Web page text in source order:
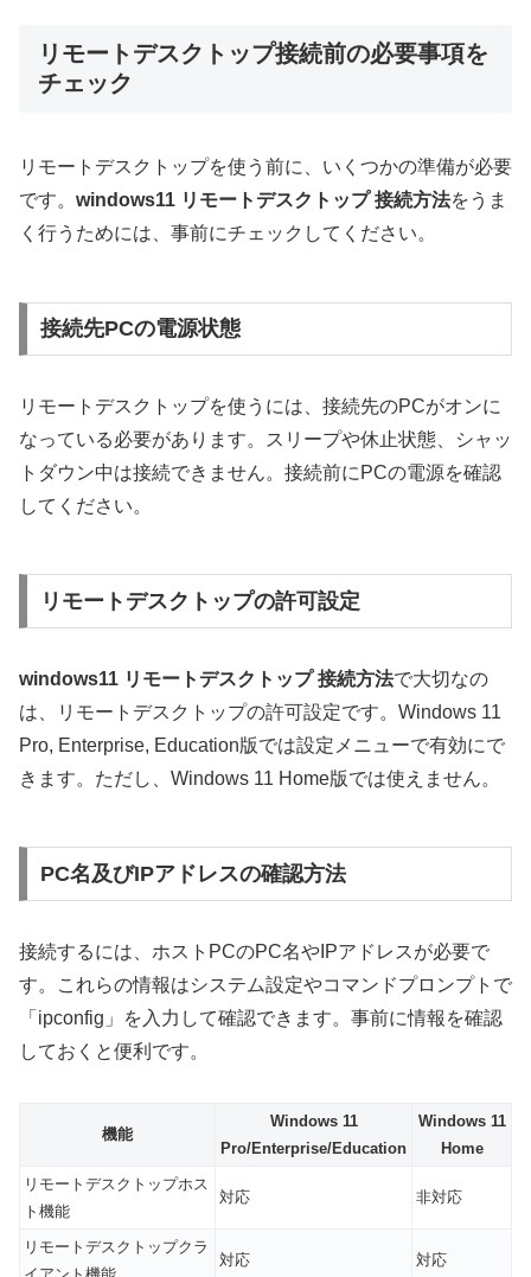
リモートデスクトップ接続前の必要事項を
チェック
リモートデスクトップを使う前に、いくつかの準備が必要
です。 windows11 リモートデスクトップ 接続方法をうま
く行うためには、事前にチェックしてください。
接続先PCの電源状態
リモートデスクトップを使うには、接続先のPCがオンに
なっている必要があります。スリープや休止状態、シャッ
トダウン中は接続できません。接続前にPCの電源を確認
してください。
リモートデスクトップの許可設定
windows11 リモートデスクトップ 接続方法で大切なの
は、リモートデスクトップの許可設定です。Windows 11
Pro, Enterprise, Education版では設定メニューで有効にで
きます。ただし、Windows 11 Home版では使えません。
PC名及びIPアドレスの確認方法
接続するには、ホストPCのPC名やIPアドレスが必要で
す。これらの情報はシステム設定やコマンドプロンプトで
「ipconfig」を入力して確認できます。事前に情報を確認
しておくと便利です。
機能
Windows 11
Pro/Enterprise/Education
Windows 11
Home
リモートデスクトップホス
ト機能
対応 非対応
リモートデスクトップクラ
対応 対応